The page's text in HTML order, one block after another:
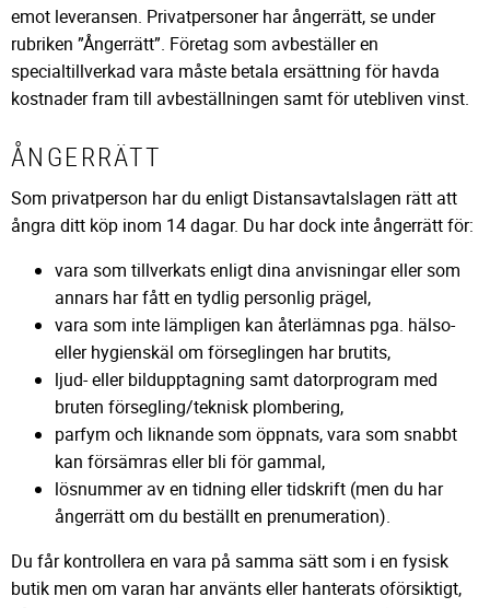
emot leveransen. Privatpersoner har ångerrätt, se under
rubriken ”Ångerrätt”. Företag som avbeställer en
specialtillverkad vara måste betala ersättning för havda
kostnader fram till avbeställningen samt för utebliven vinst.
ÅNGERRÄTT
Som privatperson har du enligt Distansavtalslagen rätt att
ångra ditt köp inom 14 dagar. Du har dock inte ångerrätt för:
vara som tillverkats enligt dina anvisningar eller som
annars har fått en tydlig personlig prägel,
vara som inte lämpligen kan återlämnas pga. hälso-
eller hygienskäl om förseglingen har brutits,
ljud- eller bildupptagning samt datorprogram med
bruten försegling/teknisk plombering,
parfym och liknande som öppnats, vara som snabbt
kan försämras eller bli för gammal,
lösnummer av en tidning eller tidskrift (men du har
ångerrätt om du beställt en prenumeration).
Du får kontrollera en vara på samma sätt som i en fysisk
butik men om varan har använts eller hanterats oförsiktigt,